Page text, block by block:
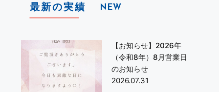
最新の実績 NEW
【お知らせ】2026年
（令和8年）8月営業日
のお知らせ
2026.07.31